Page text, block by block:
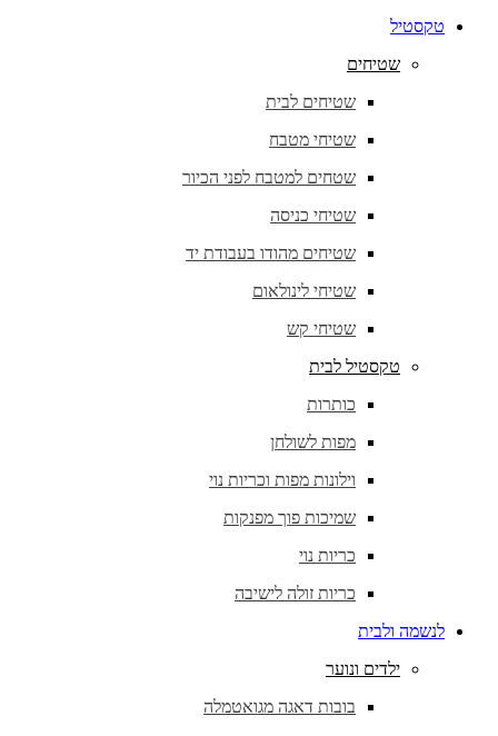
טקסטיל
שטיחים
שטיחים לבית
שטיחי מטבח
שטחים למטבח לפני הכיור
שטיחי כניסה
שטיחים מהודו בעבודת יד
שטיחי לינולאום
שטיחי קש
טקסטיל לבית
כותרות
מפות לשולחן
וילונות מפות וכריות נוי
שמיכות פוך מפנקות
כריות נוי
כריות זולה לישיבה
לנשמה ולבית
ילדים ונוער
בובות דאגה מגואטמלה